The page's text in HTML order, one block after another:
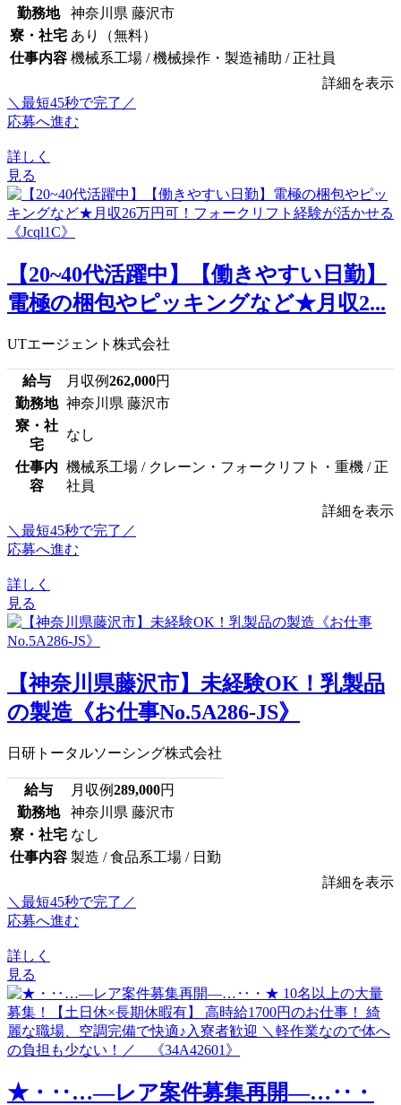
勤務地
神奈川県 藤沢市
寮・社宅 あり（無料）
仕事内容 機械系工場 / 機械操作・製造補助 / 正社員
詳細を表示
＼最短45秒で完了／
応募へ進む
詳しく
見る
【20~40代活躍中】【働きやすい日勤】
電極の梱包やピッキングなど★月収2...
UTエージェント株式会社
給与 月収例262,000円
勤務地 神奈川県 藤沢市
寮・社
宅
なし
仕事内
容
機械系工場 / クレーン・フォークリフト・重機 / 正
社員
詳細を表示
＼最短45秒で完了／
応募へ進む
詳しく
見る
【神奈川県藤沢市】未経験OK！乳製品
の製造《お仕事No.5A286-JS》
日研トータルソーシング株式会社
給与 月収例289,000円
勤務地
神奈川県 藤沢市
寮・社宅 なし
仕事内容 製造 / 食品系工場 / 日勤
詳細を表示
＼最短45秒で完了／
応募へ進む
詳しく
見る
★・‥…―レア案件募集再開―…‥・